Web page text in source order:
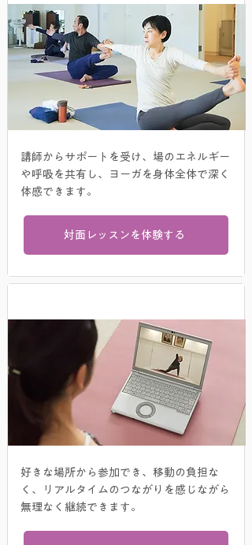
講師からサポートを受け、場のエネルギー
や呼吸を共有し、ヨーガを身体全体で深く
体感できます。​
対面レッスンを体験する
好きな場所から参加でき、移動の負担な
く、リアルタイムのつながりを感じながら
無理なく継続できます。